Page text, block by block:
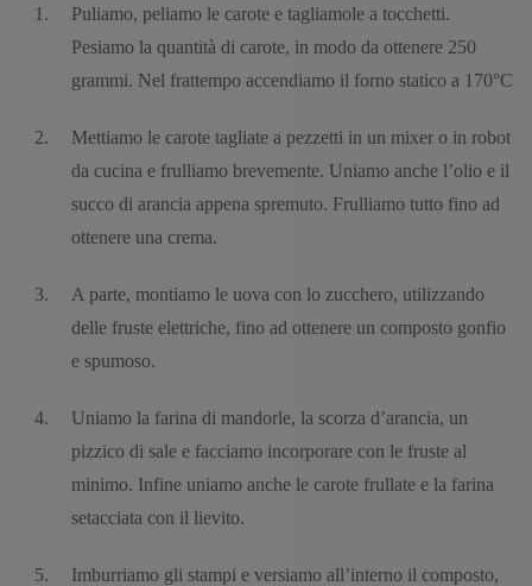
Puliamo, peliamo le carote e tagliamole a tocchetti.
Pesiamo la quantità di carote, in modo da ottenere 250
grammi. Nel frattempo accendiamo il forno statico a 170°C
Mettiamo le carote tagliate a pezzetti in un mixer o in robot
da cucina e frulliamo brevemente. Uniamo anche l’olio e il
succo di arancia appena spremuto. Frulliamo tutto fino ad
ottenere una crema.
A parte, montiamo le uova con lo zucchero, utilizzando
delle fruste elettriche, fino ad ottenere un composto gonfio
e spumoso.
Uniamo la farina di mandorle, la scorza d’arancia, un
pizzico di sale e facciamo incorporare con le fruste al
minimo. Infine uniamo anche le carote frullate e la farina
setacciata con il lievito.
Imburriamo gli stampi e versiamo all’interno il composto,